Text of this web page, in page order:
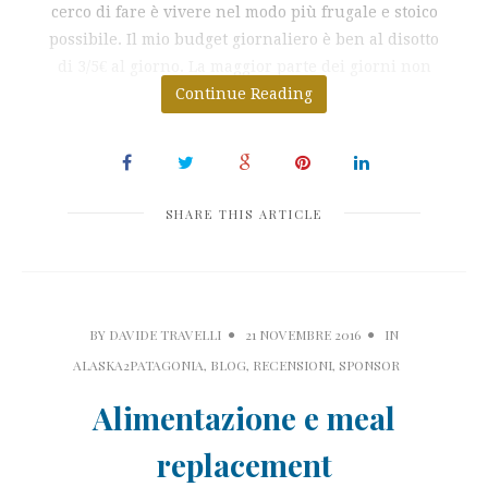
cerco di fare è vivere nel modo più frugale e stoico
possibile. Il mio budget giornaliero è ben al disotto
spendo più
Continue Reading
SHARE THIS ARTICLE
BY DAVIDE TRAVELLI 21 NOVEMBRE 2016
IN
ALASKA2PATAGONIA, BLOG, RECENSIONI, SPONSOR
Alimentazione e meal
replacement